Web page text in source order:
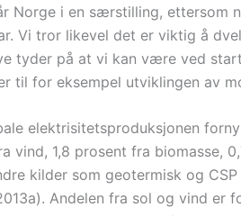
Norge i en særstilling, ettersom
Vi tror likevel det er viktig å
tyder på at vi kan være ved
til for eksempel utviklingen av
elektrisitetsproduksjonen
vind, 1,8 prosent fra biomasse,
kilder som geotermisk og CSP
Andelen fra sol og vind er